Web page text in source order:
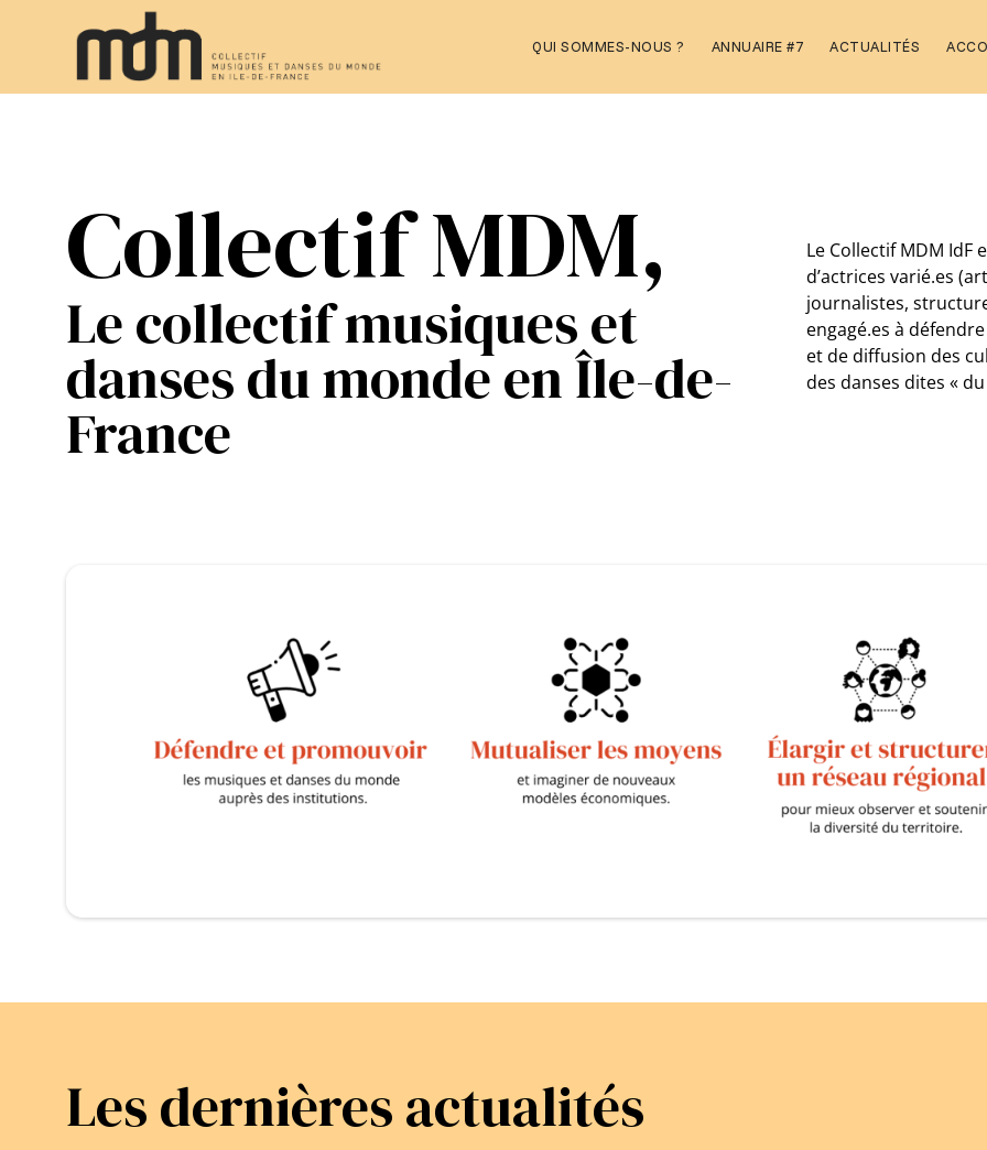
Aller
au
QUI SOMMES-NOUS ? ANNUAIRE #7 ACTUALITÉS
Collectif MDM,
Le collectif musiques et
danses du monde en Île-de-
France
Le Collectif MDM IdF
d’actrices varié.es
journalistes,
engagé.es à
et de diffusion des
des danses dites «
Les dernières actualités